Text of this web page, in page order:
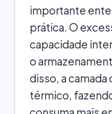
importante
prática. O
capacidade
o
disso, a
térmico,